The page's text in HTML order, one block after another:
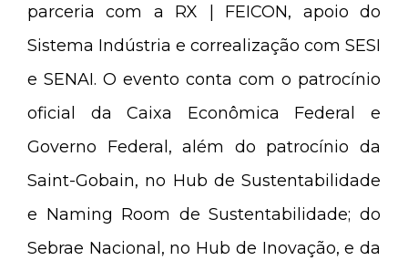
parceria com a RX | FEICON, apoio do
Sistema Indústria e correalização com SESI
e SENAI. O evento conta com o patrocínio
oficial da Caixa Econômica Federal e
Governo Federal, além do patrocínio da
Saint-Gobain, no Hub de Sustentabilidade
e Naming Room de Sustentabilidade; do
Sebrae Nacional, no Hub de Inovação, e da